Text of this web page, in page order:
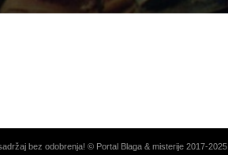
bez odobrenja! © Portal Blaga & misterije 2017-